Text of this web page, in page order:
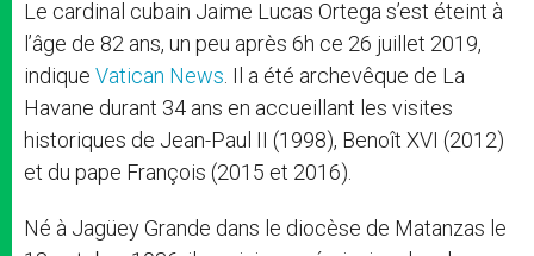
Le cardinal cubain Jaime Lucas Ortega s’est éteint à
l’âge de 82 ans, un peu après 6h ce 26 juillet 2019,
indique Vatican News . Il a été archevêque de La
Havane durant 34 ans en accueillant les visites
historiques de Jean-Paul II (1998), Benoît XVI (2012)
et du pape François (2015 et 2016).
Né à Jagüey Grande dans le diocèse de Matanzas le